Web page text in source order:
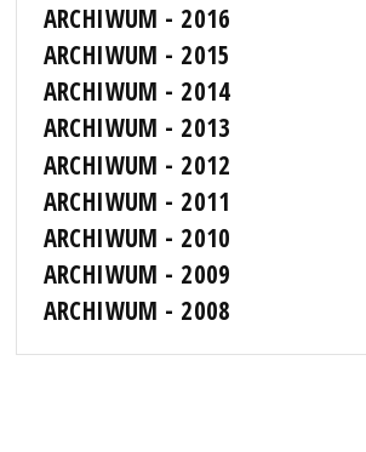
ARCHIWUM - 2016
ARCHIWUM - 2015
ARCHIWUM - 2014
ARCHIWUM - 2013
ARCHIWUM - 2012
ARCHIWUM - 2011
ARCHIWUM - 2010
ARCHIWUM - 2009
ARCHIWUM - 2008